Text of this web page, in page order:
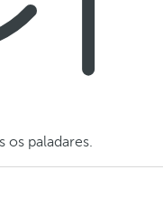
os paladares.